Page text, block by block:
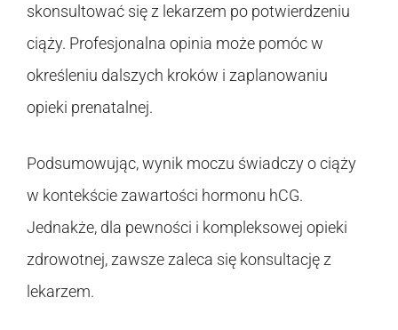
skonsultować się z lekarzem po potwierdzeniu
ciąży. Profesjonalna opinia może pomóc w
określeniu dalszych kroków i zaplanowaniu
opieki prenatalnej.
Podsumowując, wynik moczu świadczy o ciąży
w kontekście zawartości hormonu hCG.
Jednakże, dla pewności i kompleksowej opieki
zdrowotnej, zawsze zaleca się konsultację z
lekarzem.